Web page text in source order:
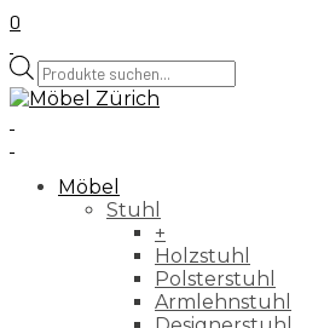
0
Products
search
Möbel
Stuhl
+
Holzstuhl
Polsterstuhl
Armlehnstuhl